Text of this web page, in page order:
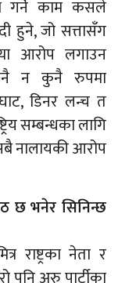
गर्ने काम कसले
हुने, जो सत्तासँग
आरोप लगाउन
न कुनै रुपमा
डिनर लन्च त
सम्बन्धका लागि
नालायकी आरोप
छ भनेर सिनिन्छ
राष्ट्रका नेता र